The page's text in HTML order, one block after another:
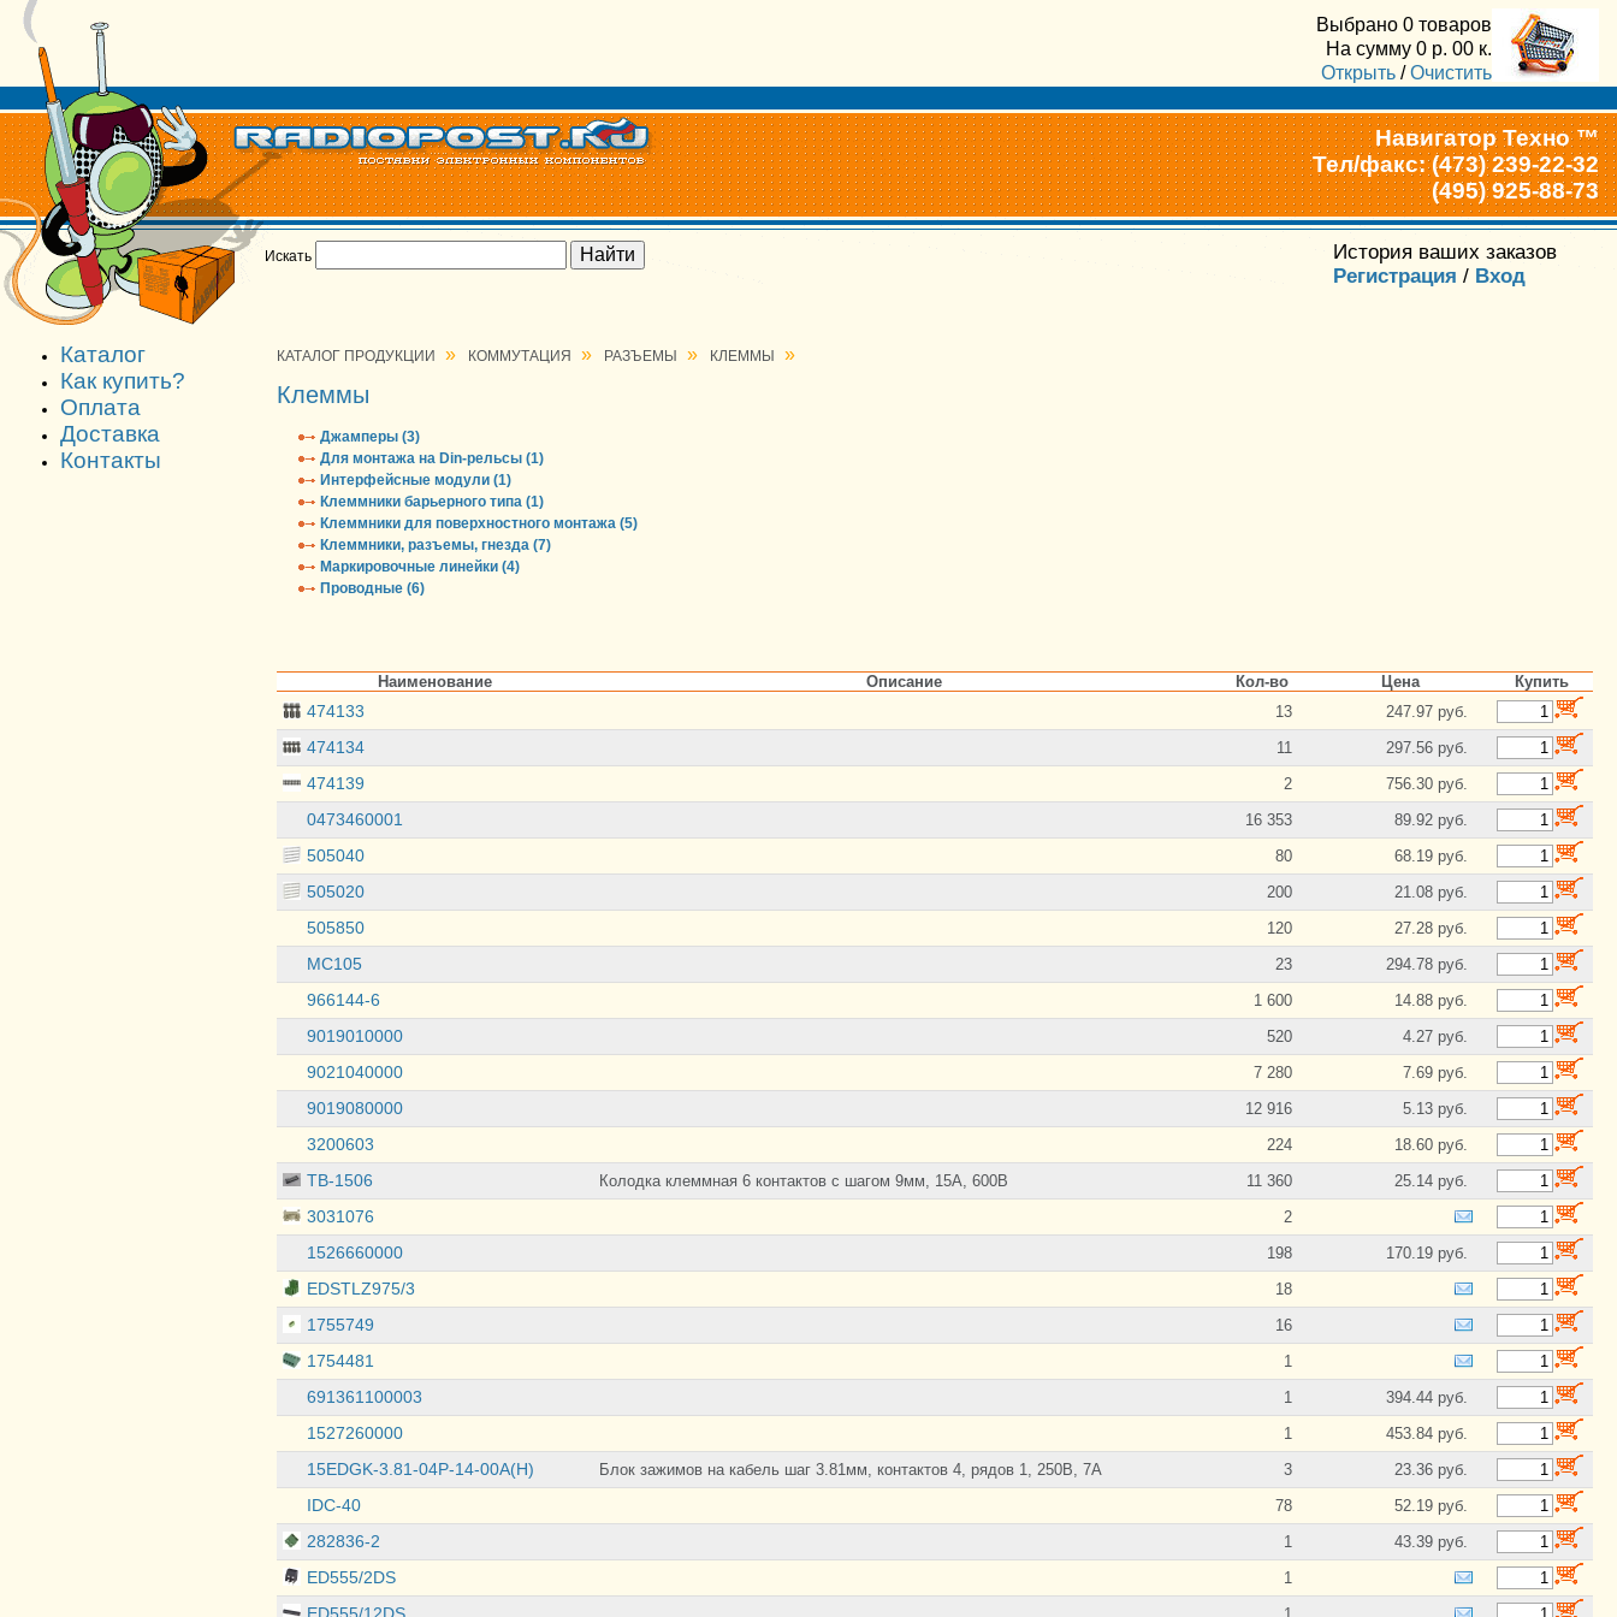
Выбрано 0 товаров
На сумму 0 р. 00 к.
Открыть /Очистить
Навигатор Техно ™
Тел/факс: (473) 239-22-32
(495) 925-88-73
Искать
История ваших заказов
Регистрация / Вход
Каталог
Как купить?
Оплата
Доставка
Контакты
КАТАЛОГ ПРОДУКЦИИ » КОММУТАЦИЯ » РАЗЪЕМЫ » КЛЕММЫ »
Клеммы
Джамперы (3)
Для монтажа на Din-рельсы (1)
Интерфейсные модули (1)
Клеммники барьерного типа (1)
Клеммники для поверхностного монтажа (5)
Клеммники, разъемы, гнезда (7)
Маркировочные линейки (4)
Проводные (6)
Наименование Описание Кол-во Цена Купить
474133 13 247.97 руб.
474134 11 297.56 руб.
474139 2 756.30 руб.
0473460001 16 353 89.92 руб.
505040 80 68.19 руб.
505020 200 21.08 руб.
505850 120 27.28 руб.
MC105 23 294.78 руб.
966144-6 1 600 14.88 руб.
9019010000 520 4.27 руб.
9021040000 7 280 7.69 руб.
9019080000 12 916 5.13 руб.
3200603 224 18.60 руб.
TB-1506 Колодка клеммная 6 контактов с шагом 9мм, 15А, 600В 11 360 25.14 руб.
3031076 2
1526660000 198 170.19 руб.
EDSTLZ975/3 18
1755749 16
1754481 1
691361100003 1 394.44 руб.
1527260000 1 453.84 руб.
15EDGK-3.81-04P-14-00A(H) Блок зажимов на кабель шаг 3.81мм, контактов 4, рядов 1, 250В, 7А 3 23.36 руб.
IDC-40 78 52.19 руб.
282836-2 1 43.39 руб.
ED555/2DS 1
ED555/12DS